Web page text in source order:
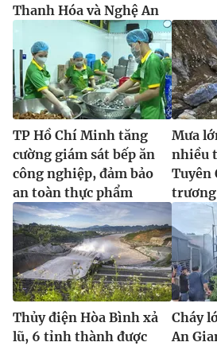
Thanh Hóa và Nghệ An
TP Hồ Chí Minh tăng
cường giám sát bếp ăn
công nghiệp, đảm bảo
an toàn thực phẩm
Mưa
nhiều
Tuyên
trương
Thủy điện Hòa Bình xả
lũ, 6 tỉnh thành được
Cháy
An